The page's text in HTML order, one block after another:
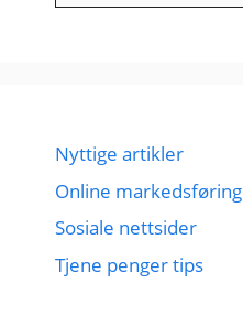
Nyttige artikler
Online markedsføring
Sosiale nettsider
Tjene penger tips